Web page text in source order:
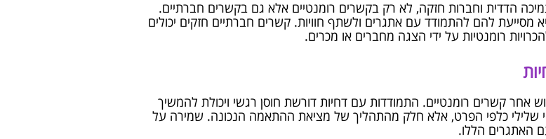
הדדית וחברות חזקה, לא רק בקשרים רומנטיים אלא גם בקשרים חברתיים.
מסייעת להם להתמודד עם אתגרים ולשתף חוויות. קשרים חברתיים חזקים יכולים
רומנטיות על ידי הצגה מחברים או מכרים.
אחר קשרים רומנטיים. התמודדות עם דחיות דורשת חוסן רגשי ויכולת להמשיך
שלילי כלפי הפרט, אלא חלק מהתהליך של מציאת ההתאמה הנכונה. שמירה על
האתגרים הללו.